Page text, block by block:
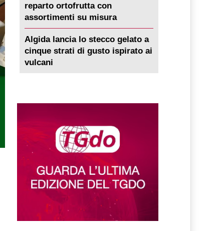
reparto ortofrutta con
assortimenti su misura
Algida lancia lo stecco gelato a
cinque strati di gusto ispirato ai
vulcani